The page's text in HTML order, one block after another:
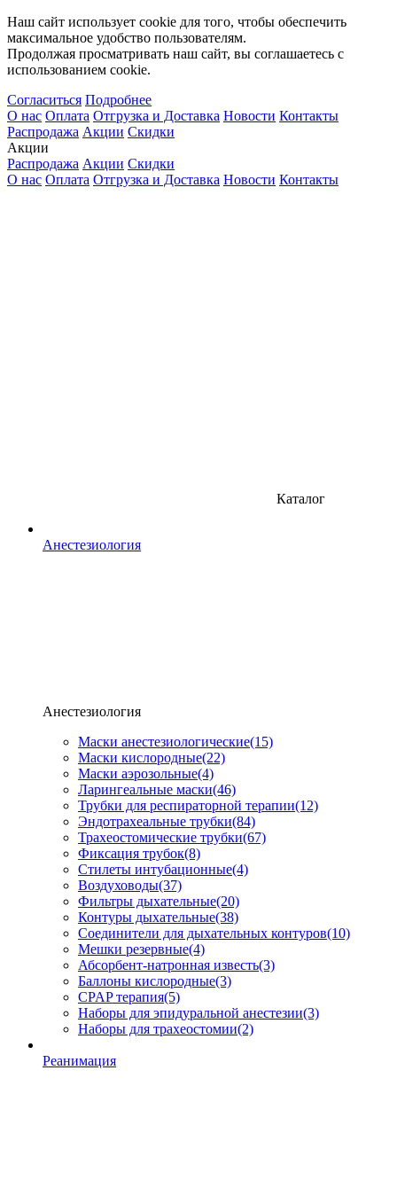
Наш сайт использует cookie для того, чтобы обеспечить
максимальное удобство пользователям.
Продолжая просматривать наш сайт, вы соглашаетесь с
использованием cookie.
Согласиться Подробнее
О нас Оплата Отгрузка и Доставка Новости Контакты
Распродажа Акции Скидки
Акции
Распродажа Акции Скидки
О нас Оплата Отгрузка и Доставка Новости Контакты
Каталог
Анестезиология
Анестезиология
Маски анестезиологические(15)
Маски кислородные(22)
Маски аэрозольные(4)
Ларингеальные маски(46)
Трубки для респираторной терапии(12)
Эндотрахеальные трубки(84)
Трахеостомические трубки(67)
Фиксация трубок(8)
Стилеты интубационные(4)
Воздуховоды(37)
Фильтры дыхательные(20)
Контуры дыхательные(38)
Соединители для дыхательных контуров(10)
Мешки резервные(4)
Абсорбент-натронная известь(3)
Баллоны кислородные(3)
CPAP терапия(5)
Наборы для эпидуральной анестезии(3)
Наборы для трахеостомии(2)
Реанимация